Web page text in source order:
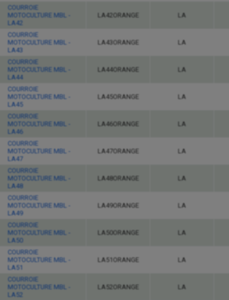
COURROIE
MOTOCULTURE MBL -
LA42
LA42ORANGE LA
COURROIE
MOTOCULTURE MBL -
LA43
LA43ORANGE LA
COURROIE
MOTOCULTURE MBL -
LA44
LA44ORANGE LA
COURROIE
MOTOCULTURE MBL -
LA45
LA45ORANGE LA
COURROIE
MOTOCULTURE MBL -
LA46
LA46ORANGE LA
COURROIE
MOTOCULTURE MBL -
LA47
LA47ORANGE LA
COURROIE
MOTOCULTURE MBL -
LA48
LA48ORANGE LA
COURROIE
MOTOCULTURE MBL -
LA49
LA49ORANGE LA
COURROIE
MOTOCULTURE MBL -
LA50
LA50ORANGE LA
COURROIE
MOTOCULTURE MBL -
LA51
LA51ORANGE LA
COURROIE
MOTOCULTURE MBL -
LA52
LA52ORANGE LA